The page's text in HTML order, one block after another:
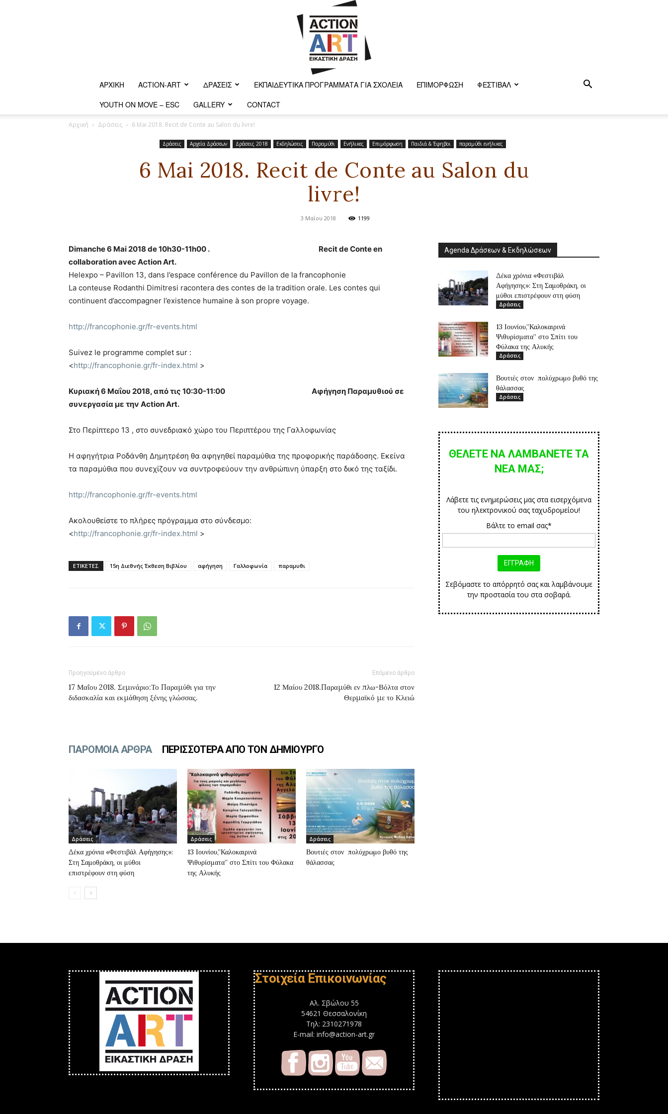
art
ΑΡΧΙΚΗ ACTION-ART ΔΡΆΣΕΙΣ ΕΚΠΑΙΔΕΥΤΙΚΆ ΠΡΟΓΡΆΜΜΑΤΑ ΓΙΑ ΣΧΟΛΕΊΑ ΕΠΙΜΌΡΦΩΣΗ
ΦΕΣΤΙΒΑΛ
YOUTH ON MOVE – ESC
GALLERY CONTACT
Αρχική Δράσεις 6 Mai 2018. Recit de Conte au Salon du livre!
Δράσεις Αρχεία Δράσεων Δράσεις 2018 Εκδηλώσεις Παραμύθι Ενήλικες Επιμόρφωση Παιδιά & Έφηβοι παραμύθι ενήλικες
6 Mai 2018. Recit de Conte au Salon du
livre!
3 Μαΐου 2018 1199
Dimanche 6 Mai 2018 de 10h30-11h00 . Recit de Conte en
collaboration avec Action Art.
Helexpo – Pavillon 13, dans l’espace conférence du Pavillon de la francophonie
La conteuse Rodanthi Dimitresi racontera des contes de la tradition orale. Les contes qui
continuent d’accompagner l’existence humaine à son propre voyage.
http://francophonie.gr/fr-events.html
Suivez le programme complet sur :
<http://francophonie.gr/fr-index.html >
Κυριακή 6 Μαΐου 2018, από τις 10:30-11:00 Αφήγηση Παραμυθιού σε
συνεργασία με την Action Art.
Στο Περίπτερο 13 , στο συνεδριακό χώρο του Περιπτέρου της Γαλλοφωνίας
H αφηγήτρια Ροδάνθη Δημητρέση θα αφηγηθεί παραμύθια της προφορικής παράδοσης. Εκείνα
τα παραμύθια που συνεχίζουν να συντροφεύουν την ανθρώπινη ύπαρξη στο δικό της ταξίδι.
http://francophonie.gr/fr-events.html
Ακολουθείστε το πλήρες πρόγραμμα στο σύνδεσμο:
<http://francophonie.gr/fr-index.html >
ΕΤΙΚΕΤΕΣ 15η Διεθνής Έκθεση Βιβλίου αφήγηση Γαλλοφωνία παραμυθι
Προηγούμενο άρθρο
17 Μαΐου 2018. Σεμινάριο:Το Παραμύθι για την
διδασκαλία και εκμάθηση ξένης γλώσσας.
Επόμενο άρθρο
12 Μαίου 2018.Παραμύθι εν πλω-Βόλτα στον
Θερμαϊκό με το Κλειώ
ΠΑΡΟΜΟΙΑ ΑΡΘΡΑ ΠΕΡΙΣΣΟΤΕΡΑ ΑΠΟ ΤΟΝ ΔΗΜΙΟΥΡΓΟ
Δράσεις
Δέκα χρόνια «Φεστιβάλ Αφήγησης»:
Στη Σαμοθράκη, οι μύθοι
επιστρέφουν στη φύση
Δράσεις
13 Ιουνίου,”Καλοκαιρινά
Ψιθυρίσματα” στο Σπίτι του Φύλακα
της Αλυκής
Δράσεις
Βουτιές στον πολύχρωμο βυθό της
θάλασσας
Agenda Δράσεων & Εκδηλώσεων
Δέκα χρόνια «Φεστιβάλ
Αφήγησης»: Στη Σαμοθράκη, οι
μύθοι επιστρέφουν στη φύση
Δράσεις
13 Ιουνίου,”Καλοκαιρινά
Ψιθυρίσματα” στο Σπίτι του
Φύλακα της Αλυκής
Δράσεις
Βουτιές στον πολύχρωμο βυθό της
θάλασσας
Δράσεις
ΘΕΛΕΤΕ ΝΑ ΛΑΜΒΑΝΕΤΕ ΤΑ
ΝΕΑ ΜΑΣ;
Λάβετε τις ενημερώσεις μας στα εισερχόμενα
του ηλεκτρονικού σας ταχυδρομείου!
Βάλτε το email σας*
Σεβόμαστε το απόρρητό σας και λαμβάνουμε
την προστασία του στα σοβαρά.
Στοιχεία Επικοινωνίας
Αλ. Σβώλου 55
54621 Θεσσαλονίκη
Τηλ: 2310271978
E-mail: info@action-art.gr